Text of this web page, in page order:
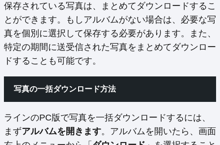
保存されている写真は、まとめてダウンロードするこ
とができます。もしアルバムがない場合は、必要な写
真を個別に選択して保存する必要があります。また、
特定の期間に送受信された写真をまとめてダウンロー
ドすることも可能です。
写真の一括ダウンロード方法
ラインのPC版で写真を一括ダウンロードするには、
まずアルバムを開きます。アルバムを開いたら、画面